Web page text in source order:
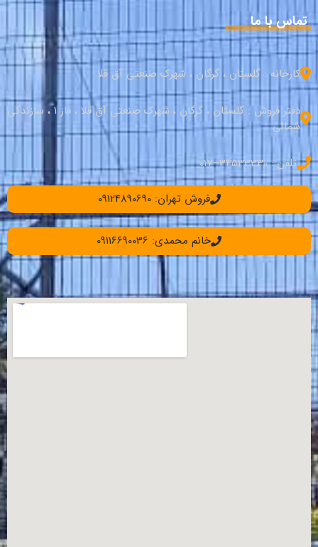
تماس با ما
کارخانه : گلستان ، گرگان ، شهرک صنعتی آق قلا
دفتر فروش : گلستان ، گرگان ، شهرک صنعتی آق قلا ، فاز 1 ، سازندگی
شمالی
تلفن : 34533330–017
فروش تهران: 09124890690
خانم محمدی: 09116690036